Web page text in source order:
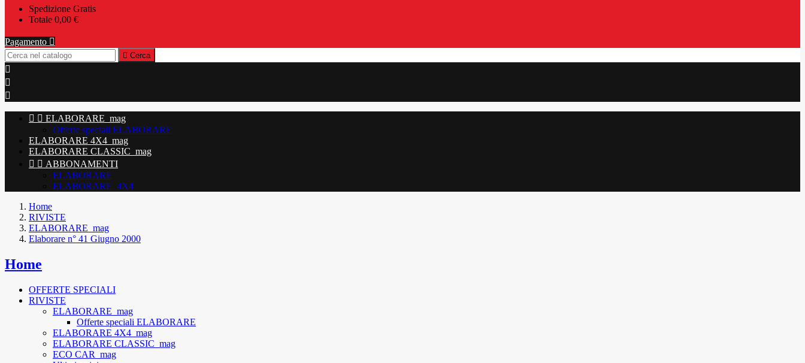
Spedizione Gratis
Totale 0,00 €
Pagamento 
 Cerca



  ELABORARE_mag
Offerte speciali ELABORARE
ELABORARE 4X4_mag
ELABORARE CLASSIC_mag
  ABBONAMENTI
ELABORARE
ELABORARE_4X4
Home
RIVISTE
ELABORARE_mag
Elaborare n° 41 Giugno 2000
Home
OFFERTE SPECIALI
RIVISTE
ELABORARE_mag
Offerte speciali ELABORARE
ELABORARE 4X4_mag
ELABORARE CLASSIC_mag
ECO CAR_mag